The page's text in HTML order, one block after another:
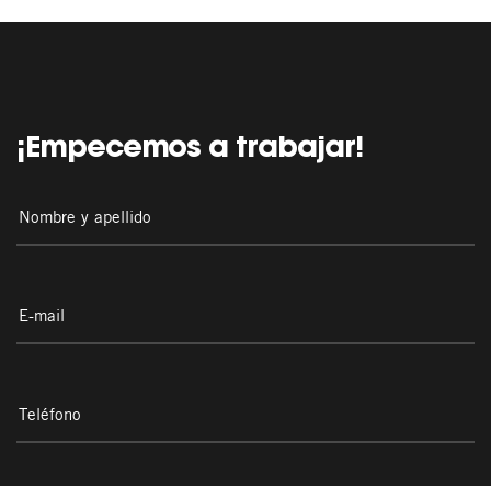
¡Empecemos a trabajar!